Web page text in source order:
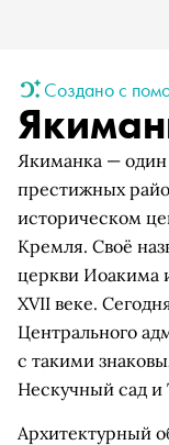
Создано с
Якиманка — один
престижных
историческом
Кремля. Своё
церкви Иоакима
XVII веке.
Центрального
с такими
Нескучный сад и
Архитектурный